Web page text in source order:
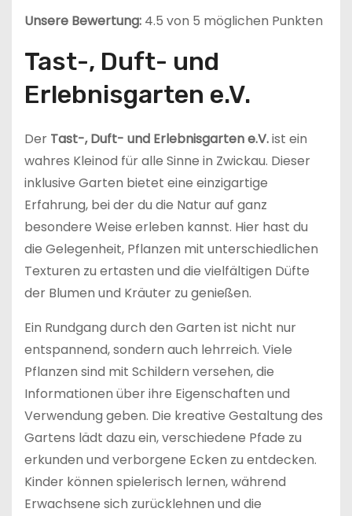
Unsere Bewertung: 4.5 von 5 möglichen Punkten
Tast-, Duft- und
Erlebnisgarten e.V.
Der Tast-, Duft- und Erlebnisgarten e.V.ist ein
wahres Kleinod für alle Sinne in Zwickau. Dieser
inklusive Garten bietet eine einzigartige
Erfahrung, bei der du die Natur auf ganz
besondere Weise erleben kannst. Hier hast du
die Gelegenheit, Pflanzen mit unterschiedlichen
Texturen zu ertasten und die vielfältigen Düfte
der Blumen und Kräuter zu genießen.
Ein Rundgang durch den Garten ist nicht nur
entspannend, sondern auch lehrreich. Viele
Pflanzen sind mit Schildern versehen, die
Informationen über ihre Eigenschaften und
Verwendung geben. Die kreative Gestaltung des
Gartens lädt dazu ein, verschiedene Pfade zu
erkunden und verborgene Ecken zu entdecken.
Kinder können spielerisch lernen, während
Erwachsene sich zurücklehnen und die